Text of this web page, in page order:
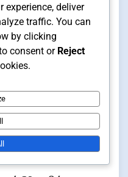
Καπέλα και
experience, deliver
traffic. You can
by clicking
consent or Reject